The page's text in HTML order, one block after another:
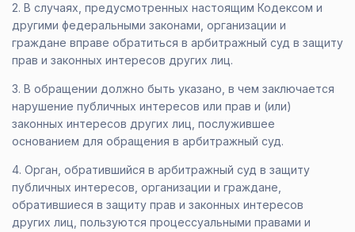
2. В случаях, предусмотренных настоящим Кодексом и
другими федеральными законами, организации и
граждане вправе обратиться в арбитражный суд в защиту
прав и законных интересов других лиц.
3. В обращении должно быть указано, в чем заключается
нарушение публичных интересов или прав и (или)
законных интересов других лиц, послужившее
основанием для обращения в арбитражный суд.
4. Орган, обратившийся в арбитражный суд в защиту
публичных интересов, организации и граждане,
обратившиеся в защиту прав и законных интересов
других лиц, пользуются процессуальными правами и